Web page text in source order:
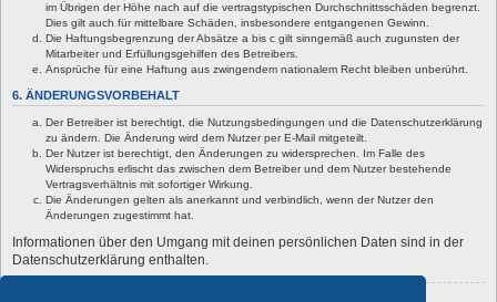
im Übrigen der Höhe nach auf die vertragstypischen Durchschnittsschäden begrenzt.
Dies gilt auch für mittelbare Schäden, insbesondere entgangenen Gewinn.
Die Haftungsbegrenzung der Absätze a bis c gilt sinngemäß auch zugunsten der
Mitarbeiter und Erfüllungsgehilfen des Betreibers.
Ansprüche für eine Haftung aus zwingendem nationalem Recht bleiben unberührt.
6. ÄNDERUNGSVORBEHALT
Der Betreiber ist berechtigt, die Nutzungsbedingungen und die Datenschutzerklärung
zu ändern. Die Änderung wird dem Nutzer per E-Mail mitgeteilt.
Der Nutzer ist berechtigt, den Änderungen zu widersprechen. Im Falle des
Widerspruchs erlischt das zwischen dem Betreiber und dem Nutzer bestehende
Vertragsverhältnis mit sofortiger Wirkung.
Die Änderungen gelten als anerkannt und verbindlich, wenn der Nutzer den
Änderungen zugestimmt hat.
Informationen über den Umgang mit deinen persönlichen Daten sind in der
Datenschutzerklärung enthalten.